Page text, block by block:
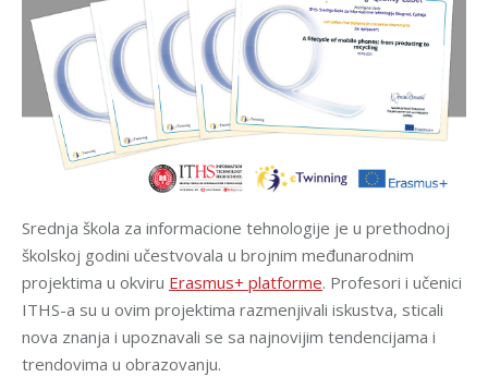
Srednja škola za informacione tehnologije je u prethodnoj
školskoj godini učestvovala u brojnim međunarodnim
projektima u okviru Erasmus+ platforme. Profesori i učenici
ITHS-a su u ovim projektima razmenjivali iskustva, sticali
nova znanja i upoznavali se sa najnovijim tendencijama i
trendovima u obrazovanju.